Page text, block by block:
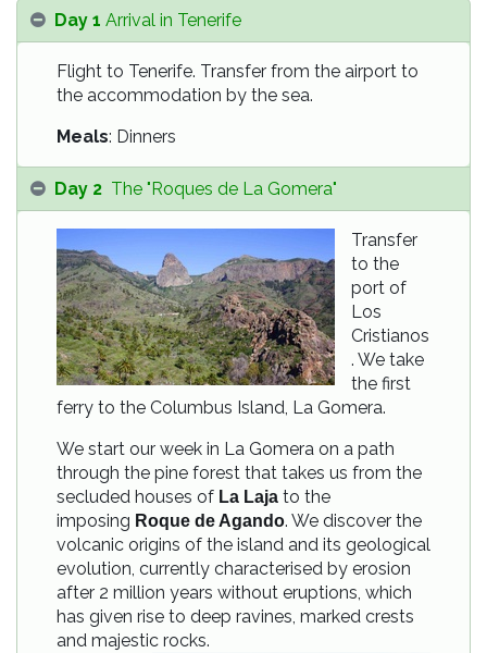
Day 1 Arrival in Tenerife
Flight to Tenerife. Transfer from the airport to
the accommodation by the sea.
Meals: Dinners
Day 2 The "Roques de La Gomera"
Transfer
to the
port of
Los
Cristianos
. We take
the first
ferry to the Columbus Island, La Gomera.
We start our week in La Gomera on a path
through the pine forest that takes us from the
secluded houses of La Laja to the
imposing Roque de Agando. We discover the
volcanic origins of the island and its geological
evolution, currently characterised by erosion
after 2 million years without eruptions, which
has given rise to deep ravines, marked crests
and majestic rocks.